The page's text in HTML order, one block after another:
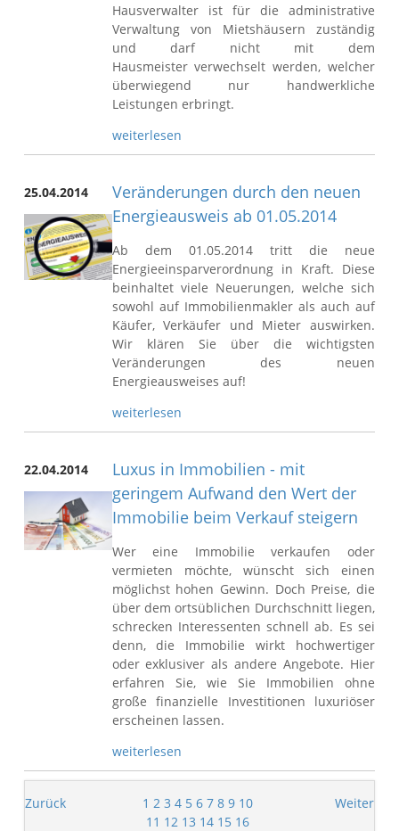
Hausverwalter ist für die administrative
Verwaltung von Mietshäusern zuständig
und darf nicht mit dem
Hausmeister verwechselt werden, welcher
überwiegend nur handwerkliche
Leistungen erbringt.
weiterlesen
25.04.2014
Veränderungen durch den neuen
Energieausweis ab 01.05.2014
Ab dem 01.05.2014 tritt die neue
Energieeinsparverordnung in Kraft. Diese
beinhaltet viele Neuerungen, welche sich
sowohl auf Immobilienmakler als auch auf
Käufer, Verkäufer und Mieter auswirken.
Wir klären Sie über die wichtigsten
Veränderungen des neuen
Energieausweises auf!
weiterlesen
22.04.2014
Luxus in Immobilien - mit
geringem Aufwand den Wert der
Immobilie beim Verkauf steigern
Wer eine Immobilie verkaufen oder
vermieten möchte, wünscht sich einen
möglichst hohen Gewinn. Doch Preise, die
über dem ortsüblichen Durchschnitt liegen,
schrecken Interessenten schnell ab. Es sei
denn, die Immobilie wirkt hochwertiger
oder exklusiver als andere Angebote. Hier
erfahren Sie, wie Sie Immobilien ohne
große finanzielle Investitionen luxuriöser
erscheinen lassen.
weiterlesen
Zurück 1 2 3 4 5 6 7 8 9 10
11 12 13 14 15 16
Weiter